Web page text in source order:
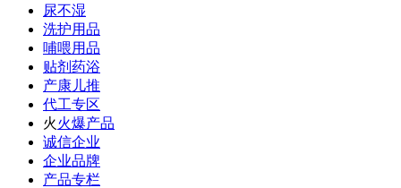
尿不湿
洗护用品
哺喂用品
贴剂药浴
产康儿推
代工专区
火火爆产品
诚信企业
企业品牌
产品专栏